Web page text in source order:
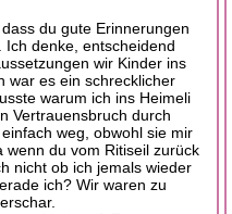
du gute Erinnerungen
Ich denke, entscheidend
wir Kinder ins
war es ein schrecklicher
warum ich ins Heimeli
Vertrauensbruch durch
weg, obwohl sie mir
wenn du vom Ritiseil zurück
nicht ob ich jemals wieder
ich? Wir waren zu